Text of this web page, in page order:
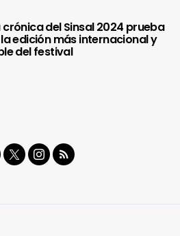
crónica del Sinsal 2024 prueba
edición más internacional y
del festival